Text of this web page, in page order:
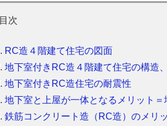
目次
RC造４階建て住宅の図面
地下室付きRC造４階建て住宅の構造
地下室付きRC造住宅の耐震性
地下室と上屋が一体となるメリット＝
鉄筋コンクリート造（RC造）のメリ